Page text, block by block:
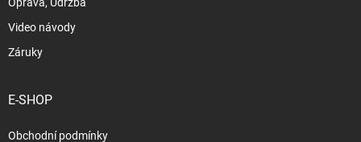
Video návody
Záruky
E-SHOP
Obchodní podmínky